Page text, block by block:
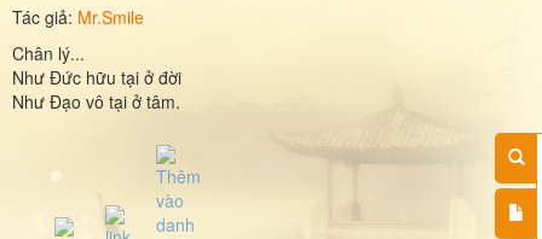
Tác giả: Mr.Smile
Chân lý...
Như Đức hữu tại ở đời
Như Đạo vô tại ở tâm.